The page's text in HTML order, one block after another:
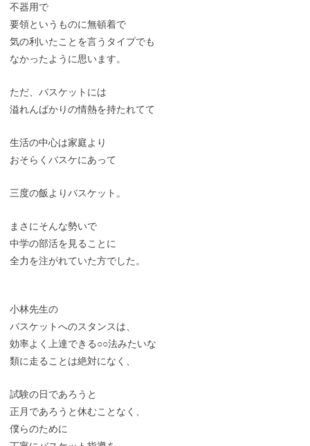
不器用で
要領というものに無頓着で
気の利いたことを言うタイプでも
なかったように思います。
ただ、バスケットには
溢れんばかりの情熱を持たれてて
生活の中心は家庭より
おそらくバスケにあって
三度の飯よりバスケット。
まさにそんな勢いで
中学の部活を見ることに
全力を注がれていた方でした。
小林先生の
バスケットへのスタンスは、
効率よく上達できる○○法みたいな
類に走ることは絶対になく、
試験の日であろうと
正月であろうと休むことなく、
僕らのために